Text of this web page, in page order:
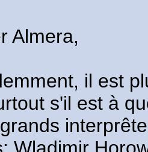
Almera,
il est
s'il est à